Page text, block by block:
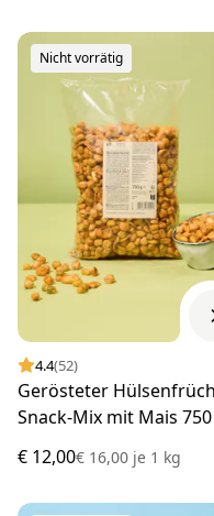
Nicht vorrätig
4.4(52)
Gerösteter
Snack-Mix mit Mais
€ 12,00€ 16,00 je 1 kg